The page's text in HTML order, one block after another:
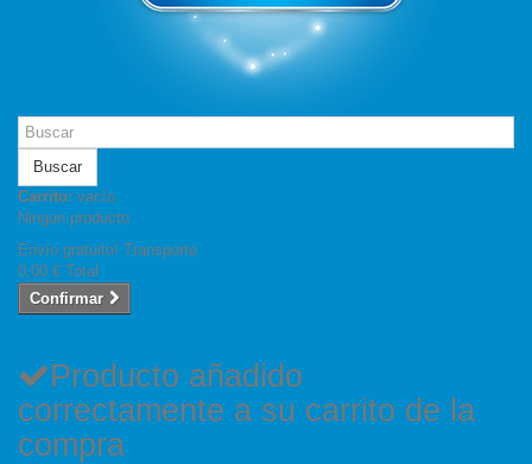
Buscar
Carrito: vacío
Ningún producto
Envío gratuito! Transporte
0,00 € Total
Confirmar
Producto añadido
correctamente a su carrito de la
compra